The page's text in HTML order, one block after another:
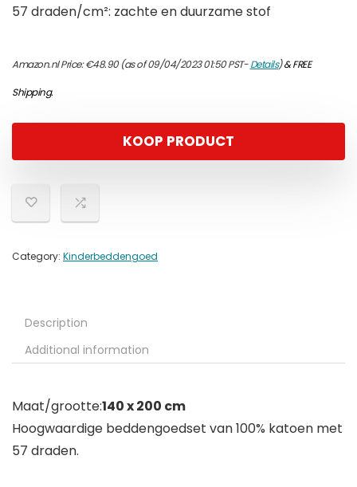
57 draden/cm²: zachte en duurzame stof
Amazon.nl Price:€48.90(as of 09/04/2023 01:50 PST-Details)&FREE
Shipping.
KOOP PRODUCT
Category: Kinderbeddengoed
Description
Additional information
Maat/grootte:140 x 200 cm
Hoogwaardige beddengoedset van 100% katoen met
57 draden.